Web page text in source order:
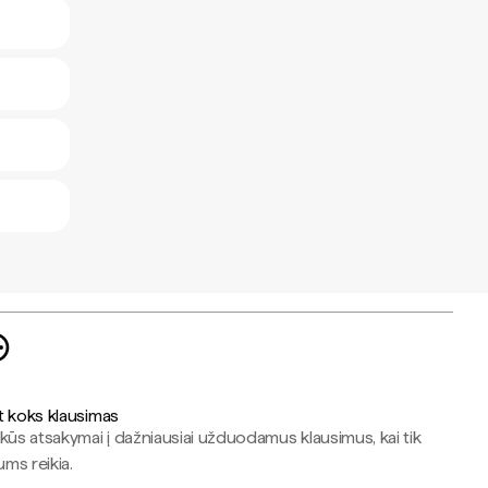
koks klausimas
atsakymai į dažniausiai užduodamus klausimus, kai tik
reikia.